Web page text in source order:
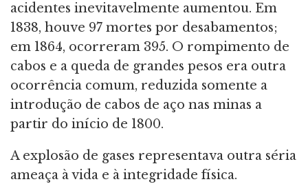
acidentes inevitavelmente aumentou. Em
1838, houve 97 mortes por desabamentos;
em 1864, ocorreram 395. O rompimento de
cabos e a queda de grandes pesos era outra
ocorrência comum, reduzida somente a
introdução de cabos de aço nas minas a
partir do início de 1800.
A explosão de gases representava outra séria
ameaça à vida e à integridade física.